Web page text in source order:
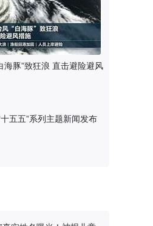
海豚”致狂浪 直击避险避风
五五”系列主题新闻发布